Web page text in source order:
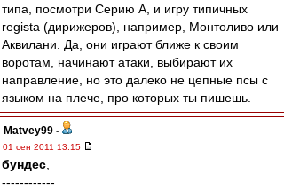
типа, посмотри Серию А, и игру типичных
regista (дирижеров), например, Монтоливо или
Аквилани. Да, они играют ближе к своим
воротам, начинают атаки, выбирают их
направление, но это далеко не цепные псы с
языком на плече, про которых ты пишешь.
Matvey99 -
01 сен 2011 13:15
бундес
------------